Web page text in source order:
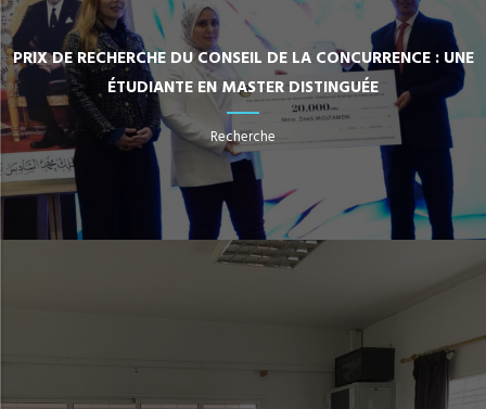
PRIX DE RECHERCHE DU CONSEIL DE LA CONCURRENCE : UNE
ÉTUDIANTE EN MASTER DISTINGUÉE
Recherche